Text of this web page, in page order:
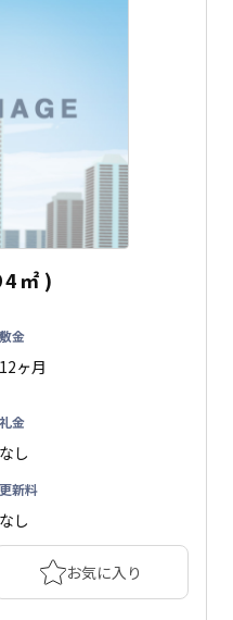
㎡ )
敷金
12ヶ月
礼金
なし
更新料
なし
お気に入り